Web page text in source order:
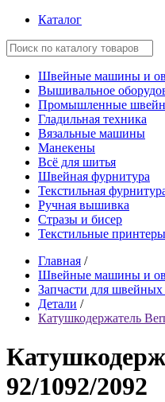
Каталог
Швейные машины и
Вышивальное
Промышленные
Гладильная техника
Вязальные машины
Манекены
Всё для шитья
Швейная фурнитура
Текстильная
Ручная вышивка
Стразы и бисер
Текстильные принтеры
Главная /
Швейные машины и
Запчасти для
Детали /
Катушкодержатель
92/1092/2092